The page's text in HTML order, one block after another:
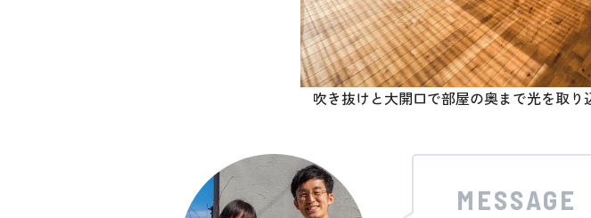
吹き抜けと大開口で部屋の奥まで光を取り
MESSAGE